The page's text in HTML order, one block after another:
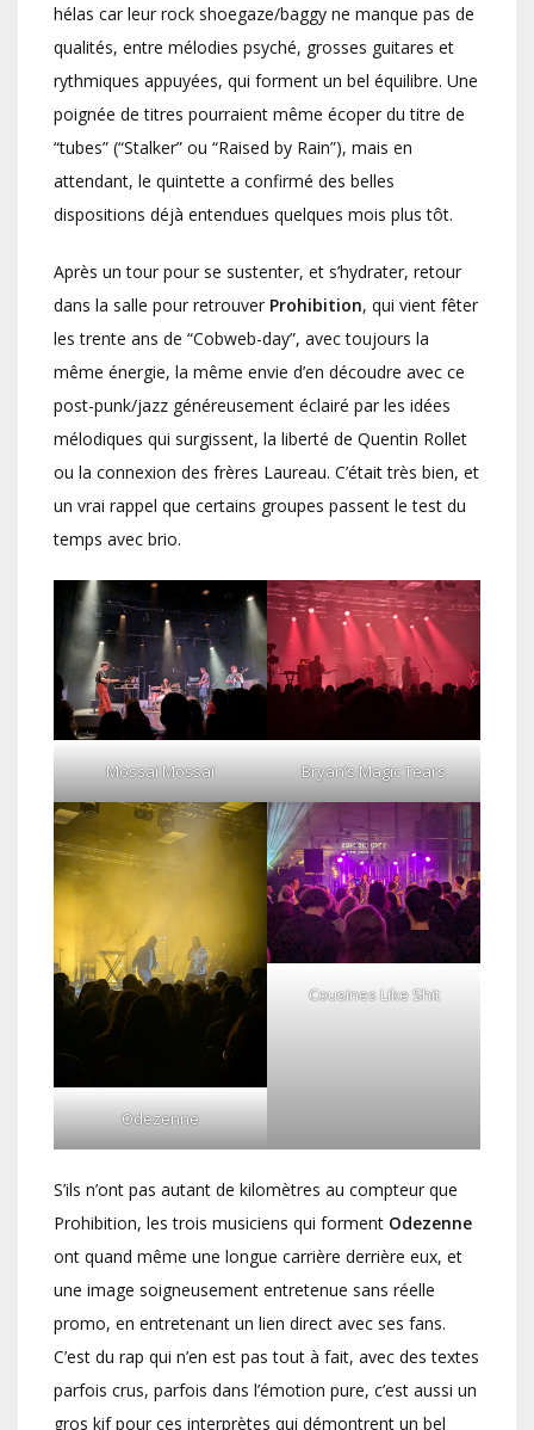
hélas car leur rock shoegaze/baggy ne manque pas de
qualités, entre mélodies psyché, grosses guitares et
rythmiques appuyées, qui forment un bel équilibre. Une
poignée de titres pourraient même écoper du titre de
“tubes” (“Stalker” ou “Raised by Rain”), mais en
attendant, le quintette a confirmé des belles
dispositions déjà entendues quelques mois plus tôt.
Après un tour pour se sustenter, et s’hydrater, retour
dans la salle pour retrouver Prohibition, qui vient fêter
les trente ans de “Cobweb-day”, avec toujours la
même énergie, la même envie d’en découdre avec ce
post-punk/jazz généreusement éclairé par les idées
mélodiques qui surgissent, la liberté de Quentin Rollet
ou la connexion des frères Laureau. C’était très bien, et
un vrai rappel que certains groupes passent le test du
temps avec brio.
Mossaï Mossaï Bryan’s Magic Tears
Odezenne
Cousines Like Shit
S’ils n’ont pas autant de kilomètres au compteur que
Prohibition, les trois musiciens qui forment Odezenne
ont quand même une longue carrière derrière eux, et
une image soigneusement entretenue sans réelle
promo, en entretenant un lien direct avec ses fans.
C’est du rap qui n’en est pas tout à fait, avec des textes
parfois crus, parfois dans l’émotion pure, c’est aussi un
gros kif pour ces interprètes qui démontrent un bel